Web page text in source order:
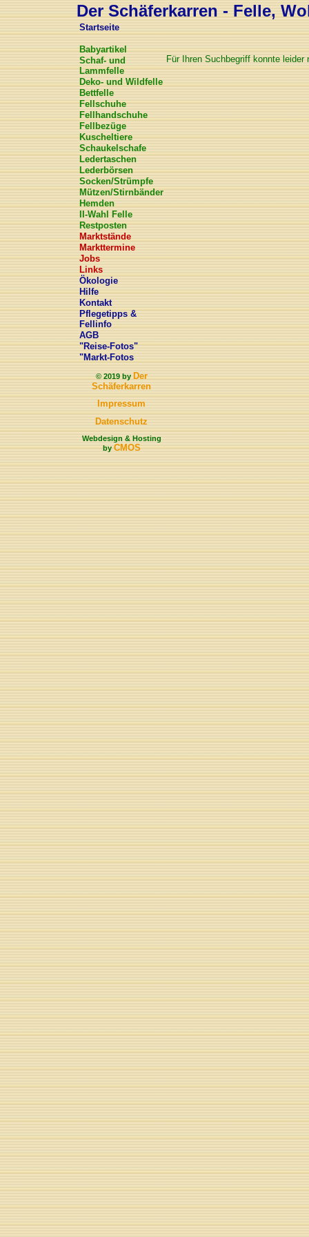
Der Schäferkarren - Felle,
Startseite
Babyartikel
Schaf- und
Lammfelle
Deko- und Wildfelle
Bettfelle
Fellschuhe
Fellhandschuhe
Fellbezüge
Kuscheltiere
Schaukelschafe
Ledertaschen
Lederbörsen
Socken/Strümpfe
Mützen/Stirnbänder
Hemden
II-Wahl Felle
Restposten
Marktstände
Markttermine
Jobs
Links
Ökologie
Hilfe
Kontakt
Pflegetipps &
Fellinfo
AGB
"Reise-Fotos"
"Markt-Fotos
© 2019 byDer
Schäferkarren
Impressum
Datenschutz
Webdesign & Hosting
byCMOS
Für Ihren Suchbegriff konnte